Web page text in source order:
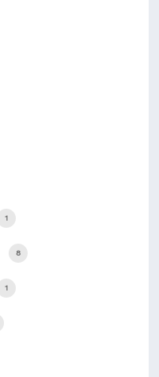
1
8
1